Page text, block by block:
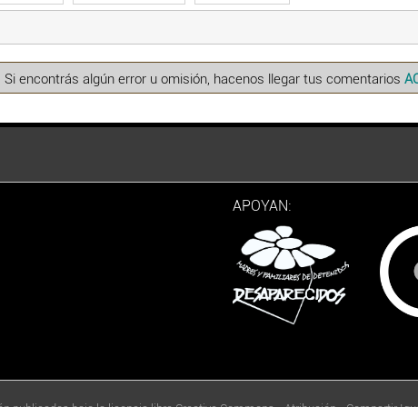
encontrás algún error u omisión, hacenos llegar tus comentarios
APOYAN: